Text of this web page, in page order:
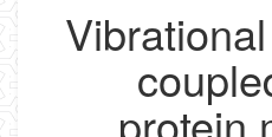
protein